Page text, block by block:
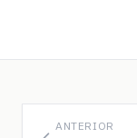
ANTERIOR